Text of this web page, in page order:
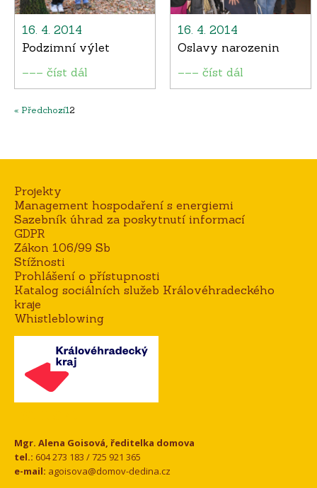
16. 4. 2014
Podzimní výlet
––– číst dál
16. 4. 2014
Oslavy narozenin
––– číst dál
« Předchozí12
Projekty
Management hospodaření s energiemi
Sazebník úhrad za poskytnutí informací
GDPR
Zákon 106/99 Sb
Stížnosti
Prohlášení o přístupnosti
Katalog sociálních služeb Královéhradeckého
kraje
Whistleblowing
Mgr. Alena Goisová, ředitelka domova
tel.: 604 273 183 / 725 921 365
e-mail: agoisova@domov-dedina.cz